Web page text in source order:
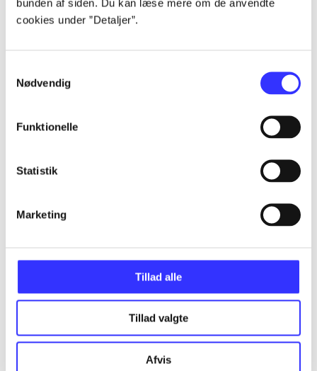
bunden af siden. Du kan læse mere om de anvendte
cookies under ”Detaljer”.
Nødvendig
Funktionelle
Statistik
Marketing
Tillad alle
Tillad valgte
Afvis
Artikler
...
...
...
...